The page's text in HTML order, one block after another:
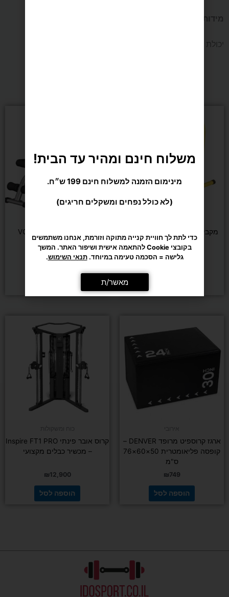
מידות
יכולת נשיאה מרבית של עד 255 ק"ג.
מקבילים אקולייזר גובה מתכוונן
80-90 ס״מ
ארגז קרוספיט מרופד DENVER –
קופסה פליאומטרית 50×60×76
ס"מ
₪749
הוספה לסל
קרוס אובר פינתי Inspire FT1 PRO
– מכשיר כבלים מקצועי
₪12,900
הוספה לסל
משלוח חינם ומהיר עד הבית!
מינימום הזמנה למשלוח חינם 199 ש״ח.
(לא כולל נפחים ומשקלים חריגים)
כדי לתת לך חוויית קנייה מתוקה וזורמת, אנחנו משתמשים
בקובצי Cookie להתאמה אישית ושיפור האתר. המשך
גלישה = הסכמה טעימה במיוחד.תנאי השימוש.
מאשר/ת